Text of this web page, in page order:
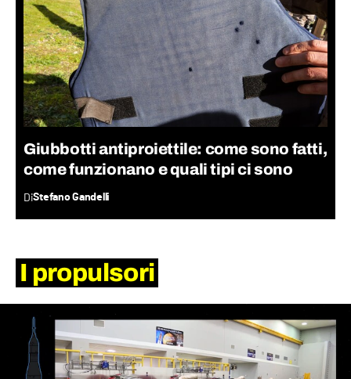
Giubbotti antiproiettile: come sono fatti,
come funzionano e quali tipi ci sono
DiStefano Gandelli
I propulsori